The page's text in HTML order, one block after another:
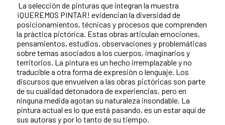
La selección de pinturas que integran la muestra
¡QUEREMOS PINTAR! evidencian la diversidad de
posicionamientos, técnicas y procesos que comprenden
la práctica pictórica. Estas obras articulan emociones,
pensamientos, estudios, observaciones y problemáticas
sobre temas asociados a los cuerpos, imaginarios y
territorios. La pintura es un hecho irremplazable y no
traducible a otra forma de expresión o lenguaje. Los
discursos que envuelven a las obras pictóricas son parte
de su cualidad detonadora de experiencias, pero en
ninguna medida agotan su naturaleza insondable. La
pintura actual es lo que está pasando, es un estar aquí de
sus autoras y por lo tanto de su tiempo.